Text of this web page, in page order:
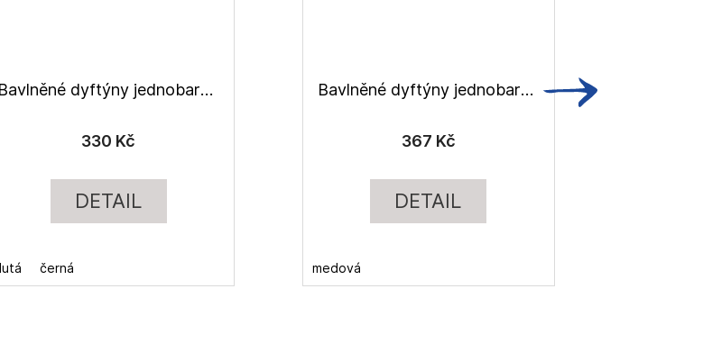
Bavlněné dyftýny jednobarevné
330 Kč
DETAIL
černá
Bavlněné dyftýny jednobarevné 270g/m2
367 Kč
DETAIL
medová